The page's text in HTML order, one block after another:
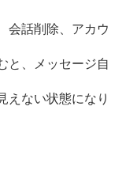
会話削除、アカウ
と、メッセージ自
えない状態になり